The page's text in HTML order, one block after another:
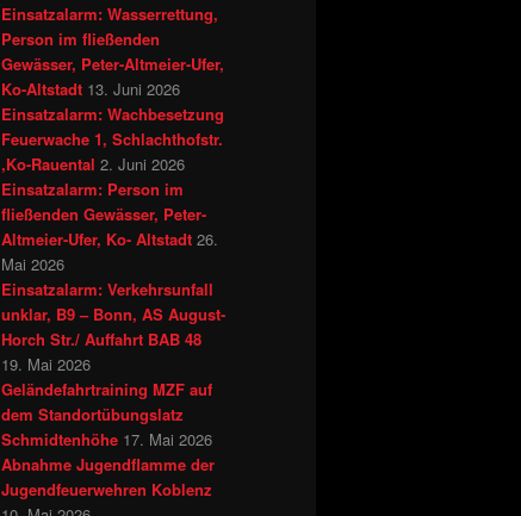
Einsatzalarm: Wasserrettung,
Person im fließenden
Gewässer, Peter-Altmeier-Ufer,
Ko-Altstadt 13. Juni 2026
Einsatzalarm: Wachbesetzung
Feuerwache 1, Schlachthofstr.
,Ko-Rauental 2. Juni 2026
Einsatzalarm: Person im
fließenden Gewässer, Peter-
Altmeier-Ufer, Ko- Altstadt 26.
Mai 2026
Einsatzalarm: Verkehrsunfall
unklar, B9 – Bonn, AS August-
Horch Str./ Auffahrt BAB 48
19. Mai 2026
Geländefahrtraining MZF auf
dem Standortübungslatz
Schmidtenhöhe 17. Mai 2026
Abnahme Jugendflamme der
Jugendfeuerwehren Koblenz